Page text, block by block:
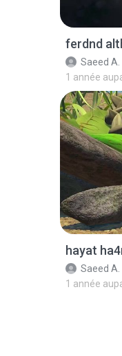
ferdnd
Saeed A.
1 année
hayat
Saeed A.
1 année